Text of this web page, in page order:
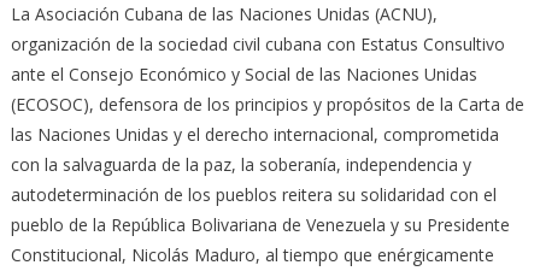
La Asociación Cubana de las Naciones Unidas (ACNU),
organización de la sociedad civil cubana con Estatus Consultivo
ante el Consejo Económico y Social de las Naciones Unidas
(ECOSOC), defensora de los principios y propósitos de la Carta de
las Naciones Unidas y el derecho internacional, comprometida
con la salvaguarda de la paz, la soberanía, independencia y
autodeterminación de los pueblos reitera su solidaridad con el
pueblo de la República Bolivariana de Venezuela y su Presidente
Constitucional, Nicolás Maduro, al tiempo que enérgicamente